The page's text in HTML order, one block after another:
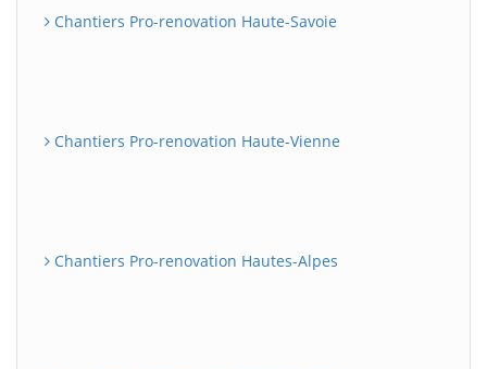
Chantiers Pro-renovation Haute-Savoie
Chantiers Pro-renovation Haute-Vienne
Chantiers Pro-renovation Hautes-Alpes